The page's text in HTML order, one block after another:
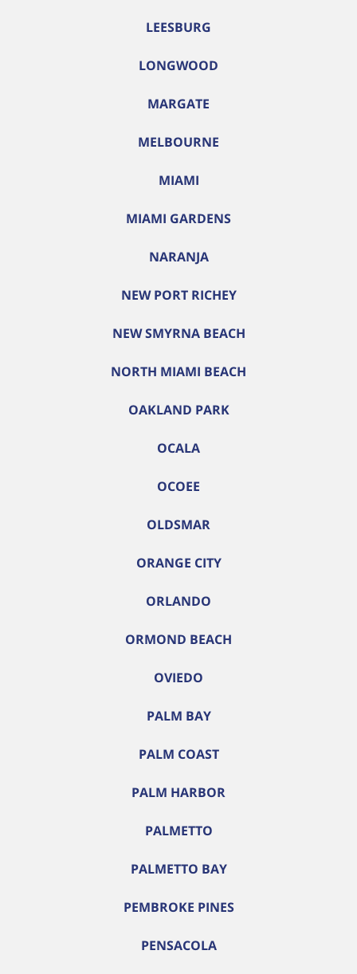
LEESBURG
LONGWOOD
MARGATE
MELBOURNE
MIAMI
MIAMI GARDENS
NARANJA
NEW PORT RICHEY
NEW SMYRNA BEACH
NORTH MIAMI BEACH
OAKLAND PARK
OCALA
OCOEE
OLDSMAR
ORANGE CITY
ORLANDO
ORMOND BEACH
OVIEDO
PALM BAY
PALM COAST
PALM HARBOR
PALMETTO
PALMETTO BAY
PEMBROKE PINES
PENSACOLA